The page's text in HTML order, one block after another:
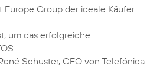
Europe Group der ideale Käufer
um das erfolgreiche
Schuster, CEO von Telefónica